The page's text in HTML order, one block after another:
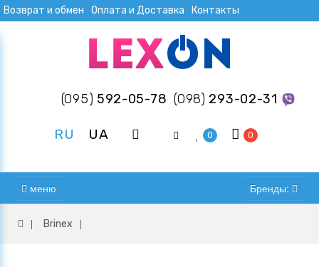
Возврат и обмен Оплата и Доставка Контакты
(095) 592-05-78 (098) 293-02-31
RU UA 0 0
меню Бренды:
Brinex